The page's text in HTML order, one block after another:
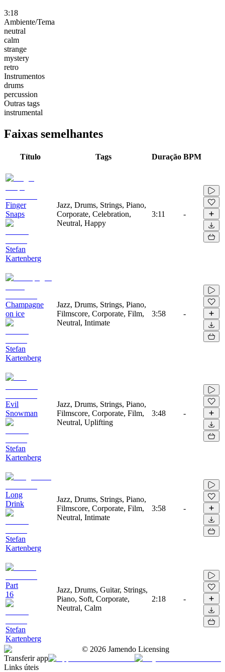
3:18
Ambiente/Tema
neutral
calm
strange
mystery
retro
Instrumentos
drums
percussion
Outras tags
instrumental
Faixas semelhantes
Título Tags Duração BPM
Finger
Snaps
Stefan
Kartenberg
Jazz, Drums, Strings, Piano,
Corporate, Celebration,
Neutral, Happy
3:11 -
Champagne
on ice
Stefan
Kartenberg
Jazz, Drums, Strings, Piano,
Filmscore, Corporate, Film,
Neutral, Intimate
3:58 -
Evil
Snowman
Stefan
Kartenberg
Jazz, Drums, Strings, Piano,
Filmscore, Corporate, Film,
Neutral, Uplifting
3:48 -
Long
Drink
Stefan
Kartenberg
Jazz, Drums, Strings, Piano,
Filmscore, Corporate, Film,
Neutral, Intimate
3:58 -
Part
16
Stefan
Kartenberg
Jazz, Drums, Guitar, Strings,
Piano, Soft, Corporate,
Neutral, Calm
2:18 -
© 2026 Jamendo Licensing
Transferir app
Links úteis